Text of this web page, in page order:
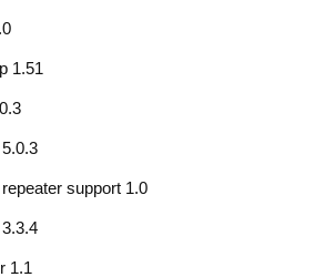
1.51
support 1.0
1.1